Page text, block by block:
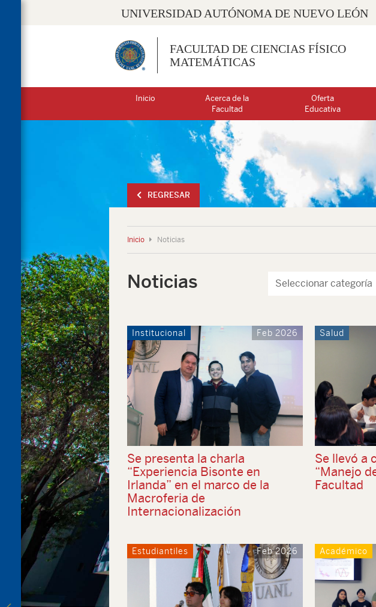
UNIVERSIDAD AUTÓNOMA DE NUEVO LEÓN
FACULTAD DE CIENCIAS FÍSICO
MATEMÁTICAS
Inicio
Acerca de la
Facultad
Oferta
Educativa
REGRESAR
Inicio Noticias
Noticias
Institucional Feb 2026
Se presenta la charla
“Experiencia Bisonte en
Irlanda” en el marco de la
Macroferia de
Internacionalización
Salud
Se llevó a
“Manejo
Facultad
Estudiantiles Feb 2026 Académico